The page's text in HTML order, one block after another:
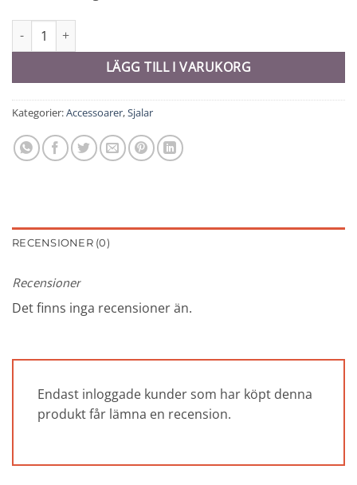
Sidenscarf - 7933 mängd
LÄGG TILL I VARUKORG
Kategorier:Accessoarer,Sjalar
RECENSIONER (0)
Recensioner
Det finns inga recensioner än.
Endast inloggade kunder som har köpt denna
produkt får lämna en recension.